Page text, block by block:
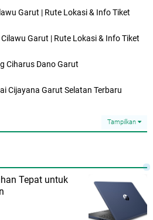
Garut | Rute Lokasi & Info Tiket
Garut | Rute Lokasi & Info Tiket
Ciharus Dano Garut
Cijayana Garut Selatan Terbaru
Tampilkan
Tepat untuk